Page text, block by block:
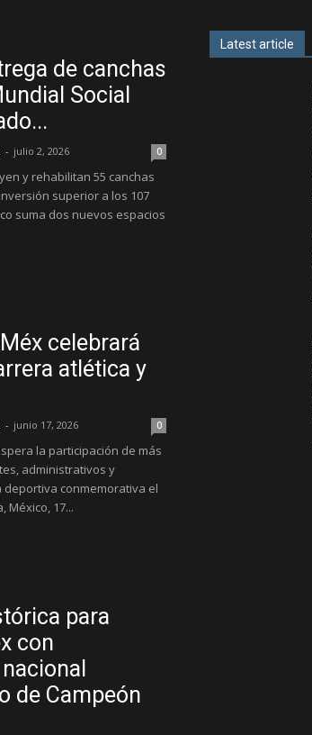
de canchas
Social
- julio 2, 2026 0
y rehabilitan 55 canchas
superior a los 107
suma dos nuevos espacios
celebrará
atlética y
- junio 17, 2026 0
la participación de más
administrativos y
conmemorativa el
México, 17...
para
con
de Campeón
Latest article